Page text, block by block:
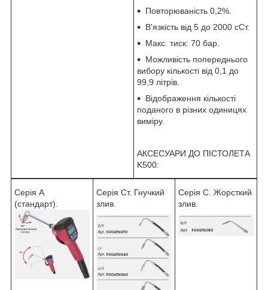
Повторюваність 0,2%.
В'язкість від 5 до 2000 сСт.
Макс. тиск: 70 бар.
Можливість попереднього
вибору кількості від 0,1 до
99,9 літрів.
Відображення кількості
поданого в різних одиницях
виміру.
АКСЕСУАРИ ДО ПІСТОЛЕТА
K500:
Серія А
(стандарт).
Серія Ст. Гнучкий
злив.
Серія C. Жорсткий
злив.